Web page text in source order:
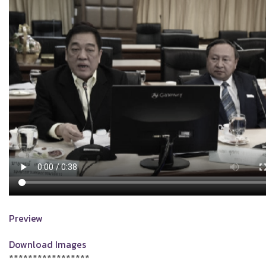
Preview
Download Images
*****************